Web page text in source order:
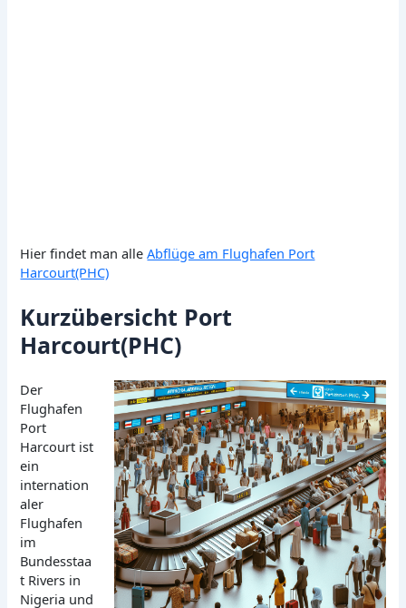
Hier findet man alleAbflüge am Flughafen Port
Harcourt(PHC)
Kurzübersicht Port
Harcourt(PHC)
Der
Flughafen
Port
Harcourt ist
ein
internation
aler
Flughafen
im
Bundesstaa
t Rivers in
Nigeria und